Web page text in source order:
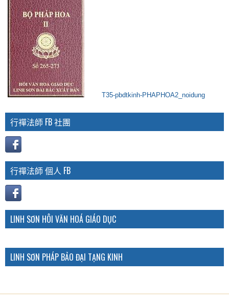
T35-pbdtkinh-PHAPHOA2_noidung
行禪法師 FB 社團
行禪法師 個人 FB
LINH SƠN HÔI VĂN HOÁ GIÁO DỤC
LINH SƠN PHÁP BẢO ĐẠI TẠNG KINH